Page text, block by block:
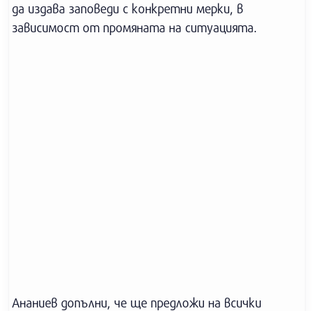
да издава заповеди с конкретни мерки, в
зависимост от промяната на ситуацията.
Ананиев допълни, че ще предложи на всички